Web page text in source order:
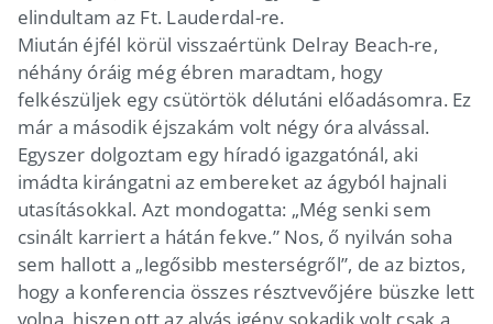
elindultam az Ft. Lauderdal-re.
Miután éjfél körül visszaértünk Delray Beach-re,
néhány óráig még ébren maradtam, hogy
felkészüljek egy csütörtök délutáni előadásomra. Ez
már a második éjszakám volt négy óra alvással.
Egyszer dolgoztam egy híradó igazgatónál, aki
imádta kirángatni az embereket az ágyból hajnali
utasításokkal. Azt mondogatta: „Még senki sem
csinált karriert a hátán fekve.” Nos, ő nyilván soha
sem hallott a „legősibb mesterségről”, de az biztos,
hogy a konferencia összes résztvevőjére büszke lett
volna, hiszen ott az alvás igény sokadik volt csak a